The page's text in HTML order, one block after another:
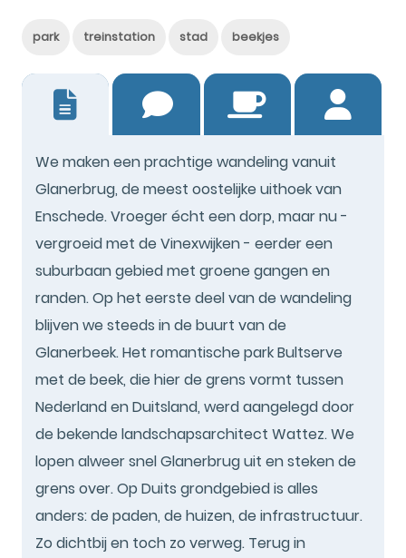
park treinstation stad beekjes
We maken een prachtige wandeling vanuit
Glanerbrug, de meest oostelijke uithoek van
Enschede. Vroeger écht een dorp, maar nu -
vergroeid met de Vinexwijken - eerder een
suburbaan gebied met groene gangen en
randen. Op het eerste deel van de wandeling
blijven we steeds in de buurt van de
Glanerbeek. Het romantische park Bultserve
met de beek, die hier de grens vormt tussen
Nederland en Duitsland, werd aangelegd door
de bekende landschapsarchitect Wattez. We
lopen alweer snel Glanerbrug uit en steken de
grens over. Op Duits grondgebied is alles
anders: de paden, de huizen, de infrastructuur.
Zo dichtbij en toch zo verweg. Terug in